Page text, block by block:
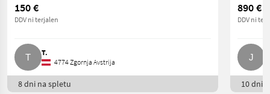
150 €
DDV ni terjalen
T.
4774 Zgornja Avstrija
8 dni na spletu
890 €
DDV ni
10 dni